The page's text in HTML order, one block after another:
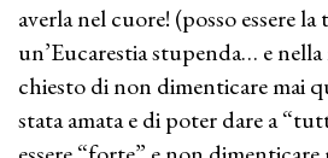
averla nel cuore! (posso essere la
un’Eucarestia stupenda… e
chiesto di non dimenticare mai
stata amata e di poter dare a